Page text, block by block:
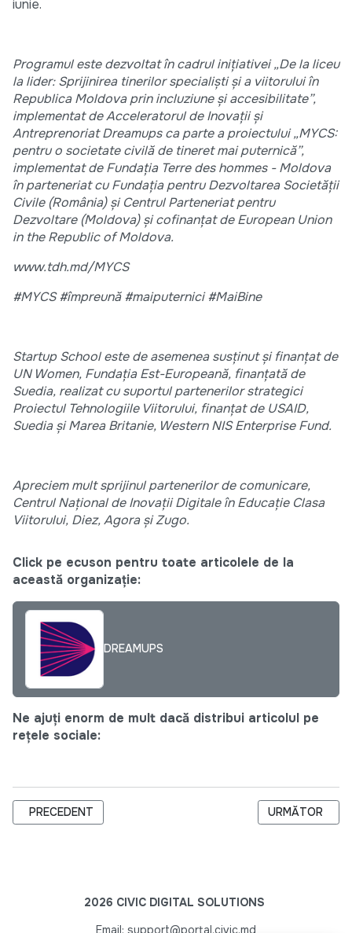
iunie.
Programul este dezvoltat în cadrul inițiativei „De la liceu
la lider: Sprijinirea tinerilor specialiști și a viitorului în
Republica Moldova prin incluziune și accesibilitate”,
implementat de Acceleratorul de Inovații și
Antreprenoriat Dreamups ca parte a proiectului „MYCS:
pentru o societate civilă de tineret mai puternică”,
implementat de Fundația Terre des hommes - Moldova
în parteneriat cu Fundația pentru Dezvoltarea Societății
Civile (România) și Centrul Parteneriat pentru
Dezvoltare (Moldova) și cofinanțat de European Union
in the Republic of Moldova.
www.tdh.md/MYCS
#MYCS #împreună #maiputernici #MaiBine
Startup School este de asemenea susținut și finanțat de
UN Women, Fundația Est-Europeană, finanțată de
Suedia, realizat cu suportul partenerilor strategici
Proiectul Tehnologiile Viitorului, finanțat de USAID,
Suedia și Marea Britanie, Western NIS Enterprise Fund.
Apreciem mult sprijinul partenerilor de comunicare,
Centrul Național de Inovații Digitale în Educație Clasa
Viitorului, Diez, Agora și Zugo.
Click pe ecuson pentru toate articolele de la
această organizație:
DREAMUPS
Ne ajuți enorm de mult dacă distribui articolul pe
rețele sociale:
ARTICOL PRECEDENT: APEL PUBLIC CĂTRE SOCIETATEA
PRECEDENT ARTICOLUL
URMĂTOR
2026 CIVIC DIGITAL SOLUTIONS